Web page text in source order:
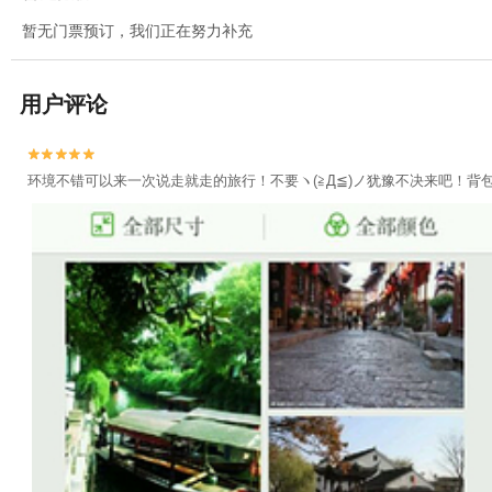
暂无门票预订，我们正在努力补充
用户评论


环境不错可以来一次说走就走的旅行！不要ヽ(≧Д≦)ノ犹豫不决来吧！背